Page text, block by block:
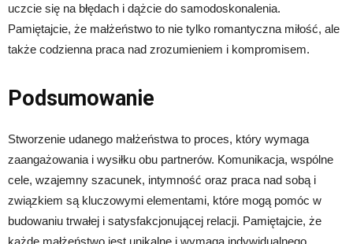
uczcie się na błędach i dążcie do samodoskonalenia.
Pamiętajcie, że małżeństwo to nie tylko romantyczna miłość, ale
także codzienna praca nad zrozumieniem i kompromisem.
Podsumowanie
Stworzenie udanego małżeństwa to proces, który wymaga
zaangażowania i wysiłku obu partnerów. Komunikacja, wspólne
cele, wzajemny szacunek, intymność oraz praca nad sobą i
związkiem są kluczowymi elementami, które mogą pomóc w
budowaniu trwałej i satysfakcjonującej relacji. Pamiętajcie, że
każde małżeństwo jest unikalne i wymaga indywidualnego